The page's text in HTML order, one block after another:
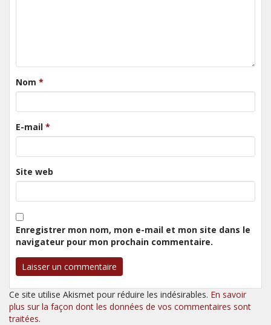
Nom *
E-mail *
Site web
Enregistrer mon nom, mon e-mail et mon site dans le
navigateur pour mon prochain commentaire.
Ce site utilise Akismet pour réduire les indésirables. En savoir
plus sur la façon dont les données de vos commentaires sont
traitées.